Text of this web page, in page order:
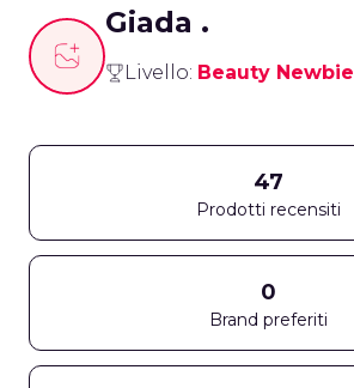
Giada .
Livello: Beauty Newbie
47
Prodotti recensiti
0
Brand preferiti